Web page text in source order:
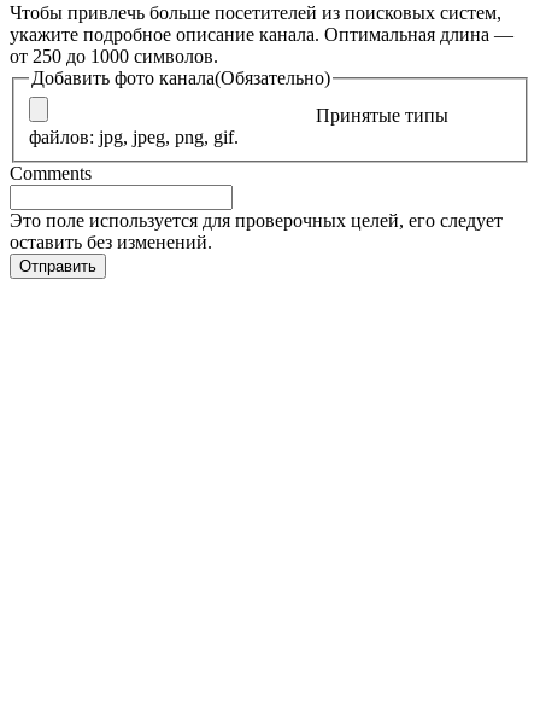
Чтобы привлечь больше посетителей из поисковых систем,
укажите подробное описание канала. Оптимальная длина —
от 250 до 1000 символов.
Добавить фото канала(Обязательно)
Принятые типы
файлов: jpg, jpeg, png, gif.
Comments
Это поле используется для проверочных целей, его следует
оставить без изменений.